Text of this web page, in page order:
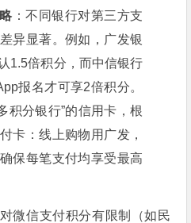
：不同银行对第三方支
异显著。例如，广发银
1.5倍积分，而中信银行
报名才可享2倍积分。
积分银行”的信用卡，根
卡：线上购物用广发，
保每笔支付均享受最高
微信支付积分有限制（如民